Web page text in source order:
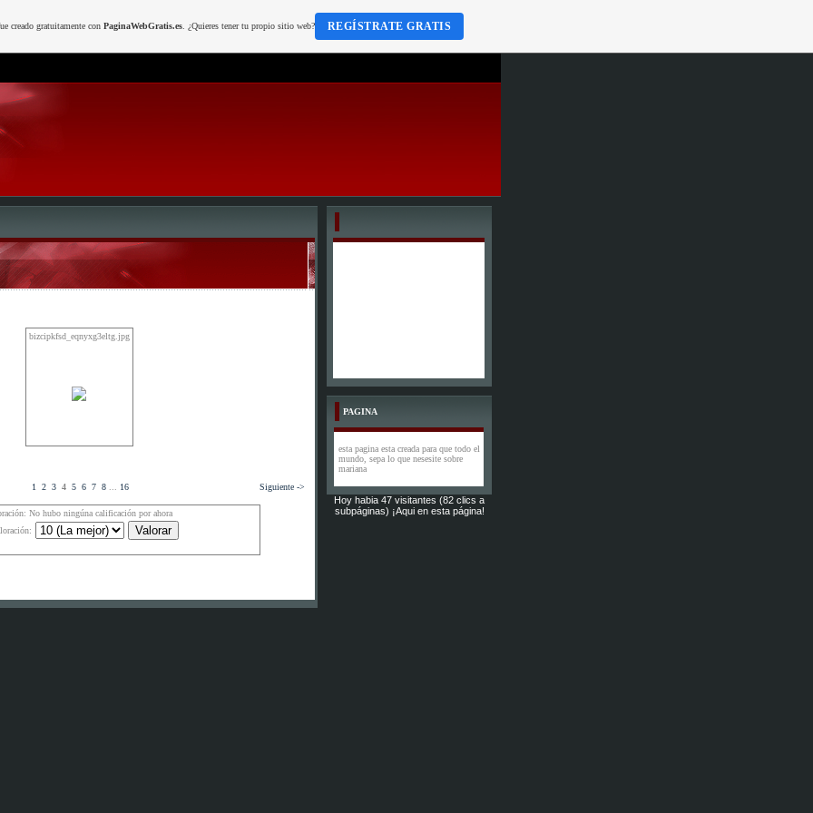
bizcipkfsd_eqnyxg3eltg.jpg
1 2 3 4 5 6 7 8... 16 Siguiente ->
No hubo ningúna calificación por ahora
PAGINA
esta pagina esta creada para que todo el
mundo, sepa lo que nesesite sobre
mariana
Hoy habia 47 visitantes (82 clics a
subpáginas) ¡Aqui en esta página!
creado gratuitamente con PaginaWebGratis.es. ¿Quieres tener tu propio sitio web? REGÍSTRATE GRATIS